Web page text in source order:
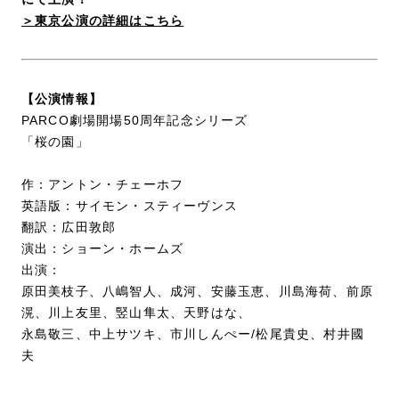
＞東京公演の詳細はこちら
【公演情報】
PARCO劇場開場50周年記念シリーズ
「桜の園」
作：アントン・チェーホフ
英語版：サイモン・スティーヴンス
翻訳：広田敦郎
演出：ショーン・ホームズ
出演：
原田美枝子、八嶋智人、成河、安藤玉恵、川島海荷、前原
滉、川上友里、竪山隼太、天野はな、
永島敬三、中上サツキ、市川しんぺー/松尾貴史、村井國
夫